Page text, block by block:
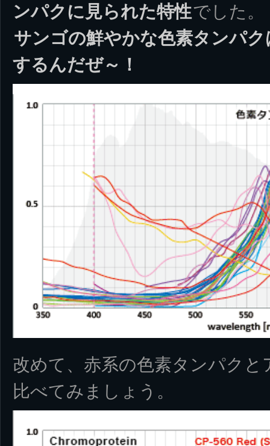
ンパクに見られた特性でした。
サンゴの鮮やかな色素タンパ
するんだぜ～！
改めて、赤系の色素タンパク
比べてみましょう。